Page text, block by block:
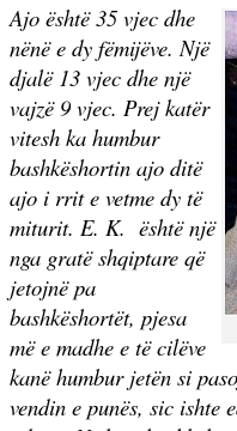
Ajo është 35 vjec dhe
nënë e dy fëmijëve. Një
djalë 13 vjec dhe një
vajzë 9 vjec. Prej katër
vitesh ka humbur
bashkëshortin ajo ditë
ajo i rrit e vetme dy të
miturit. E. K. është një
nga gratë shqiptare që
jetojnë pa
bashkëshortët, pjesa
më e madhe e të cilëve
kanë humbur jetën si
vendin e punës, sic ishte